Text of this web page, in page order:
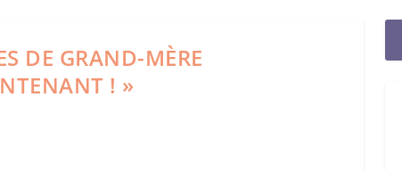
DE GRAND-MÈRE
! »